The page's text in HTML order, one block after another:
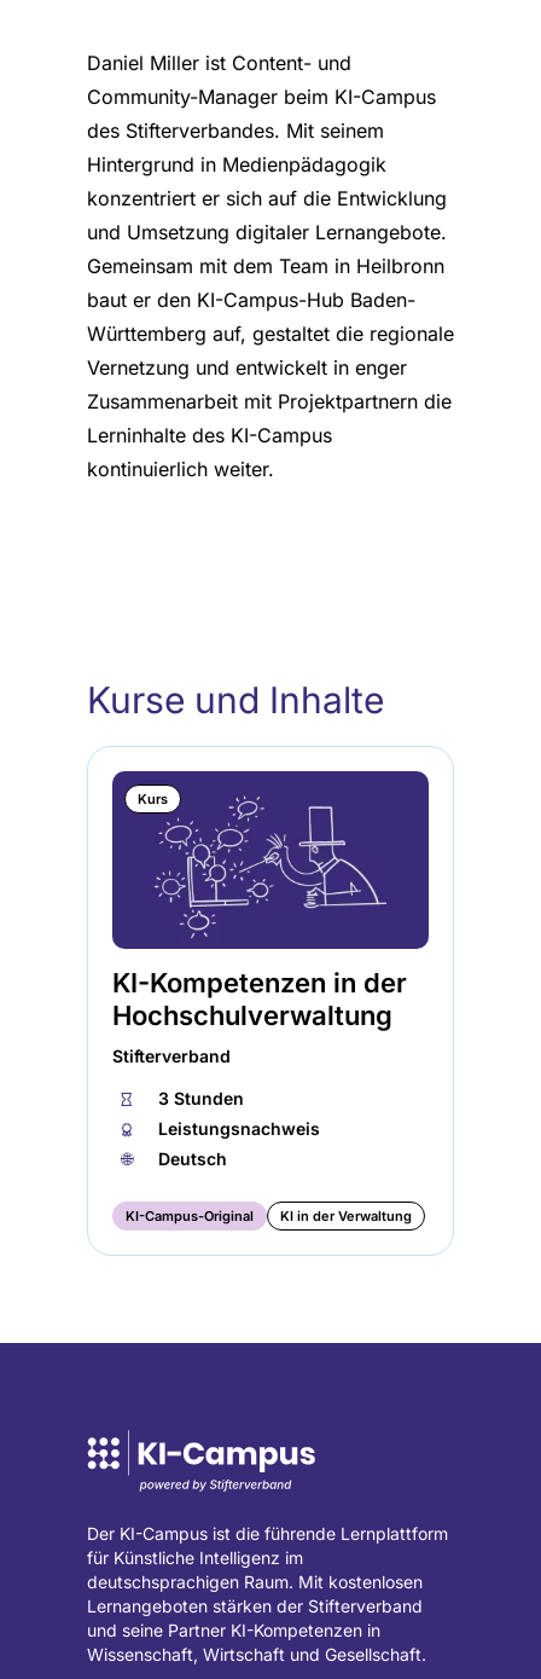
Daniel Miller ist Content- und
Community-Manager beim KI-Campus
des Stifterverbandes. Mit seinem
Hintergrund in Medienpädagogik
konzentriert er sich auf die Entwicklung
und Umsetzung digitaler Lernangebote.
Gemeinsam mit dem Team in Heilbronn
baut er den KI-Campus-Hub Baden-
Württemberg auf, gestaltet die regionale
Vernetzung und entwickelt in enger
Zusammenarbeit mit Projektpartnern die
Lerninhalte des KI-Campus
kontinuierlich weiter.
Kurse und Inhalte
Kurs
KI-Kompetenzen in der
Hochschulverwaltung
Stifterverband
⏱
3 Stunden
🏅︎
Leistungsnachweis
🌐︎
Deutsch
KI-Campus-Original KI in der Verwaltung
Der KI-Campus ist die führende Lernplattform
für Künstliche Intelligenz im
deutschsprachigen Raum. Mit kostenlosen
Lernangeboten stärken der Stifterverband
und seine Partner KI-Kompetenzen in
Wissenschaft, Wirtschaft und Gesellschaft.